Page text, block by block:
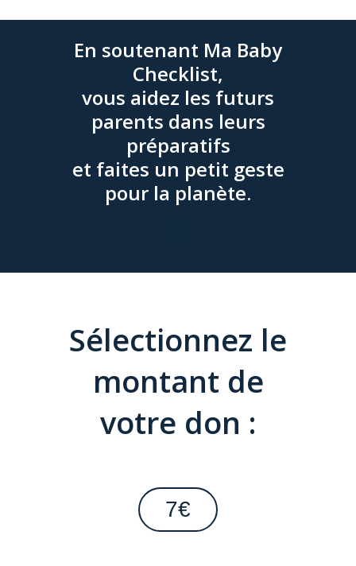
En soutenant Ma Baby
Checklist,
vous aidez les futurs
parents dans leurs
préparatifs
et faites un petit geste
pour la planète.
Sélectionnez le
montant de
votre don :
7€